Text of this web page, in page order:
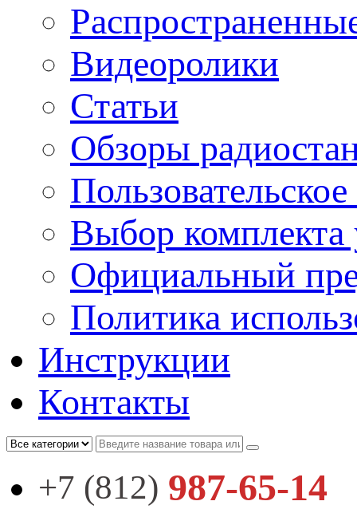
Видеоролики
Статьи
Обзоры
Выбор комплекта
Официальный
Политика
Инструкции
Контакты
+7 (812) 987-65-14